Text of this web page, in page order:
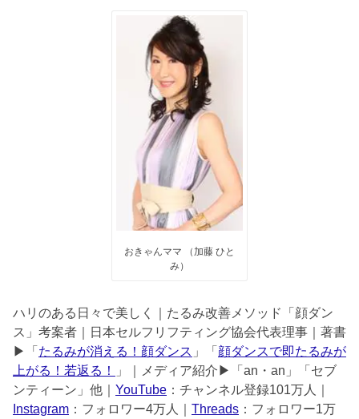
おきゃんママ （加藤 ひと
み）
ハリのある日々で美しく｜たるみ改善メソッド「顔ダン
ス」考案者｜日本セルフリフティング協会代表理事｜著書
▶︎「 たるみが消える！顔ダンス 」「 顔ダンスで即たるみが
上がる！若返る！
」｜メディア紹介▶︎「an・an」「セブ
ンティーン」他｜ YouTube ：チャンネル登録101万人｜
Instagram ：フォロワー4万人｜ Threads ：フォロワー1万